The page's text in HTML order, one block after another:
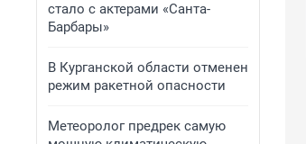
стало с актерами «Санта-
Барбары»
В Курганской области отменен
режим ракетной опасности
Метеоролог предрек самую